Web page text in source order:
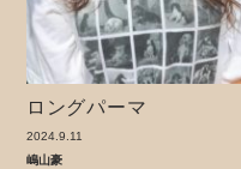
ロングパーマ
2024.9.11
嶋山豪